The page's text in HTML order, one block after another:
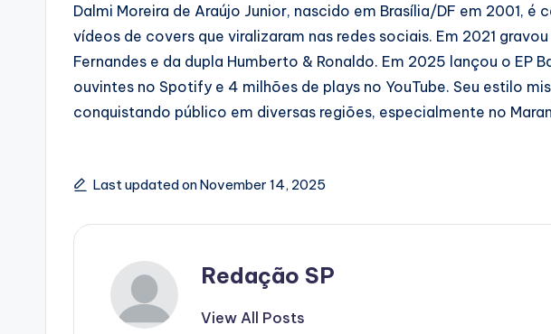
Dalmi Moreira de Araújo Junior, nascido em Brasília/DF em 2001,
vídeos de covers que viralizaram nas redes sociais. Em 2021
Fernandes e da dupla Humberto & Ronaldo. Em 2025 lançou o EP
ouvintes no Spotify e 4 milhões de plays no YouTube. Seu estilo
conquistando público em diversas regiões, especialmente no
Last updated on November 14, 2025
Redação SP
View All Posts